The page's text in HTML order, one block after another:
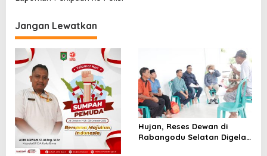
i
g
a
s
i
p
o
s
Jangan Lewatkan
Hujan, Reses Dewan di
Rabangodu Selatan Digelar